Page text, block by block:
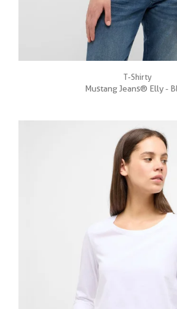
T-Shirty
Mustang Jeans® Elly -